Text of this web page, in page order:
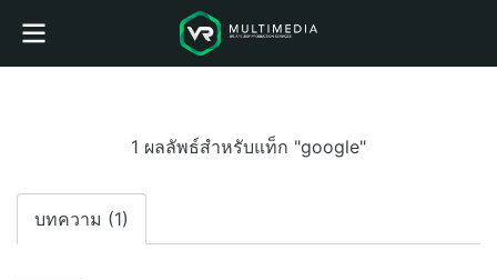
1 ผลลัพธ์สำหรับแท็ก "google"
บทความ (1)